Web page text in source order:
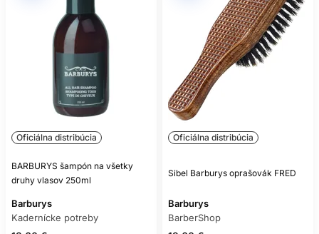
Oficiálna distribúcia
BARBURYS šampón na všetky
druhy vlasov 250ml
Barburys
Kadernícke potreby
Oficiálna distribúcia
Sibel Barburys oprašovák FRED
Barburys
BarberShop